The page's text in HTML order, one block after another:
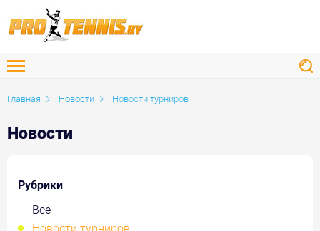
Главная Новости Новости турниров
Новости
Рубрики
Все